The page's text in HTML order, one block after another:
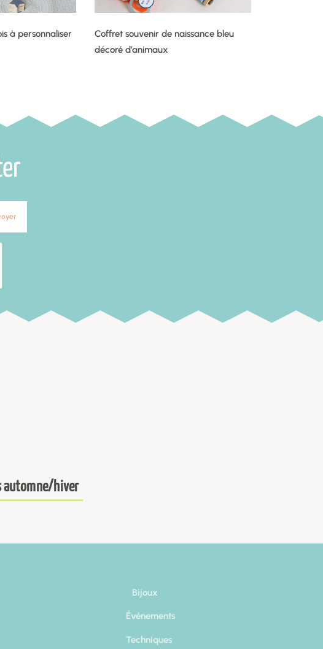
à personnaliser
Coffret souvenir de naissance bleu
décoré d’animaux
automne/hiver
Bijoux
Événements
Techniques